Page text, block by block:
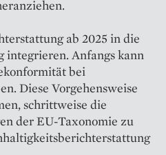
ab 2025 in die
integrieren. Anfangs kann
bei
Diese Vorgehensweise
schrittweise die
der EU-Taxonomie zu